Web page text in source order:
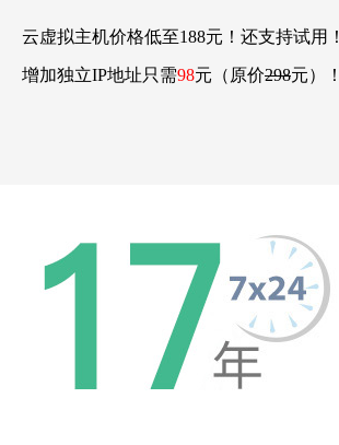
云虚拟主机价格低至188元！还支持试用！
增加独立IP地址只需98元（原价298元）！